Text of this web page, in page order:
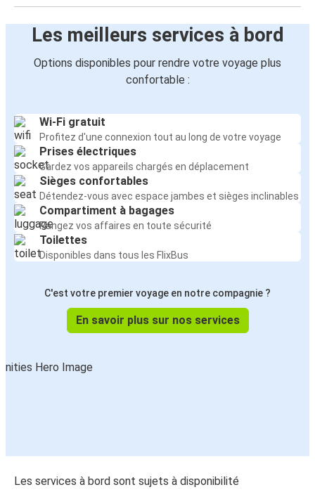
Les meilleurs services à bord
Options disponibles pour rendre votre voyage plus
confortable :
Wi-Fi gratuit
Profitez d'une connexion tout au long de votre voyage
Prises électriques
Gardez vos appareils chargés en déplacement
Sièges confortables
Détendez-vous avec espace jambes et sièges inclinables
Compartiment à bagages
Rangez vos affaires en toute sécurité
Toilettes
Disponibles dans tous les FlixBus
C'est votre premier voyage en notre compagnie ?
En savoir plus sur nos services
Les services à bord sont sujets à disponibilité